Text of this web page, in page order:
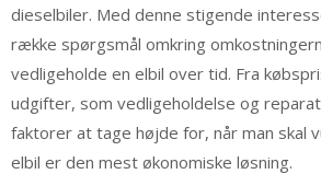
dieselbiler. Med denne stigende
række spørgsmål omkring
vedligeholde en elbil over tid. Fra
udgifter, som vedligeholdelse og
faktorer at tage højde for, når man skal
elbil er den mest økonomiske løsning.